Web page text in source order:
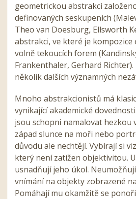
geometrickou abstrakci
definovaných seskupeních
Theo van Doesburg, Ellsworth
abstrakci, ve které je kompozice
volně tekoucích forem
Frankenthaler, Gerhard Richter).
několik dalších významných
Mnoho abstrakcionistů má
vynikající akademické
jsou schopni namalovat hezkou
západ slunce na moři nebo
důvodu ale nechtějí. Vybírají si
který není zatížen objektivitou.
usnadňují jeho úkol.
vnímání na objekty zobrazené
Pomáhají mu okamžitě se